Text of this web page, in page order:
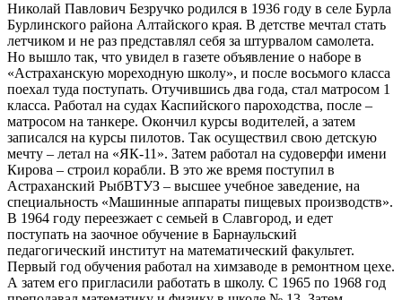
Николай Павлович Безручко родился в 1936 году в селе Бурла
Бурлинского района Алтайского края. В детстве мечтал стать
летчиком и не раз представлял себя за штурвалом самолета.
Но вышло так, что увидел в газете объявление о наборе в
«Астраханскую мореходную школу», и после восьмого класса
поехал туда поступать. Отучившись два года, стал матросом 1
класса. Работал на судах Каспийского пароходства, после –
матросом на танкере. Окончил курсы водителей, а затем
записался на курсы пилотов. Так осуществил свою детскую
мечту – летал на «ЯК-11». Затем работал на судоверфи имени
Кирова – строил корабли. В это же время поступил в
Астраханский РыбВТУЗ – высшее учебное заведение, на
специальность «Машинные аппараты пищевых производств».
В 1964 году переезжает с семьей в Славгород, и едет
поступать на заочное обучение в Барнаульский
педагогический институт на математический факультет.
Первый год обучения работал на химзаводе в ремонтном цехе.
А затем его пригласили работать в школу. С 1965 по 1968 год